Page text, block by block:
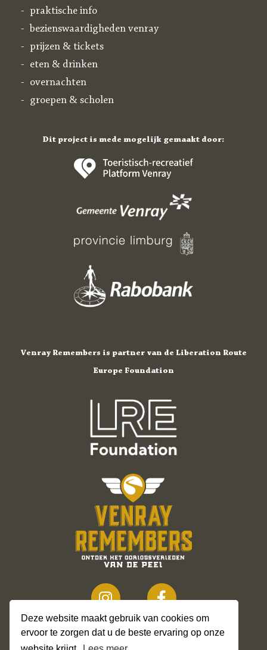
Deze website maakt gebruik van cookies om
ervoor te zorgen dat u de beste ervaring op onze
praktische info
bezienswaardigheden venray
prijzen & tickets
eten & drinken
overnachten
groepen & scholen
Dit project is mede mogelijk gemaakt door:
Venray Remembers is partner van de Liberation Route
Europe Foundation